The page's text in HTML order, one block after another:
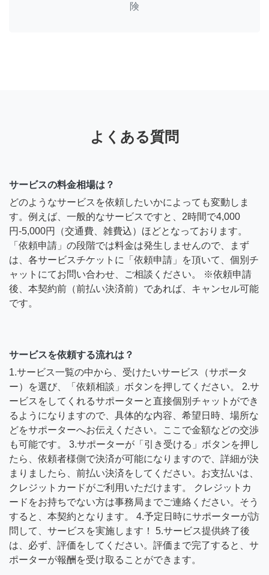
険
よくある質問
サービスの料金相場は？
どのようなサービスを依頼したいかによっても変動しま
す。例えば、一般的なサービスですと、2時間で4,000
円-5,000円（交通費、雑費込）ほどとなっております。
「依頼申請」の段階では料金は発生しませんので、まず
は、各サービスチケットに「依頼申請」を頂いて、個別チ
ャットにてお問い合わせ、ご相談ください。 ※依頼申請
後、本契約前（前払い決済前）であれば、キャンセル可能
です。
サービスを依頼する流れは？
1.サービス一覧の中から、受けたいサービス（サポータ
ー）を選び、「依頼相談」ボタンを押してください。 2.サ
ービスをしてくれるサポーターと直接個別チャットができ
るようになりますので、具体的な内容、希望日時、場所な
どをサポーターへお伝えください。ここで金額などの交渉
も可能です。 3.サポーターが「引き受ける」ボタンを押し
たら、依頼者様側で決済が可能になりますので、詳細が決
まりましたら、前払い決済をしてください。お支払いは、
クレジットカードがご利用いただけます。 クレジットカ
ードをお持ちでない方は事務局までご連絡ください。そう
すると、本契約となります。 4.予定日時にサポーターが訪
問して、サービスを実施します！ 5.サービス提供終了後
は、必ず、評価をしてください。評価まで完了すると、サ
ポーターが報酬を受け取ることができます。